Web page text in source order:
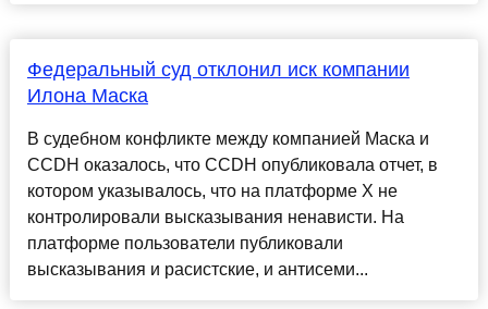
Федеральный суд отклонил иск компании
Илона Маска
В судебном конфликте между компанией Маска и
CCDH оказалось, что CCDH опубликовала отчет, в
котором указывалось, что на платформе X не
контролировали высказывания ненависти. На
платформе пользователи публиковали
высказывания и расистские, и антисеми...